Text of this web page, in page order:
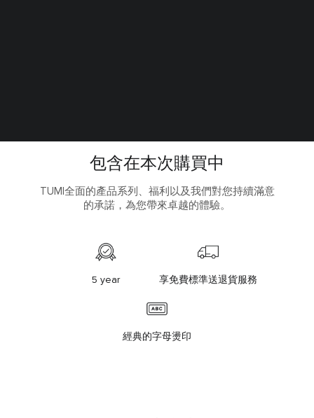
包含在本次購買中
TUMI全面的產品系列、福利以及我們對您持續滿意
的承諾，為您帶來卓越的體驗。
5 year 享免費標準送退貨服務
經典的字母燙印